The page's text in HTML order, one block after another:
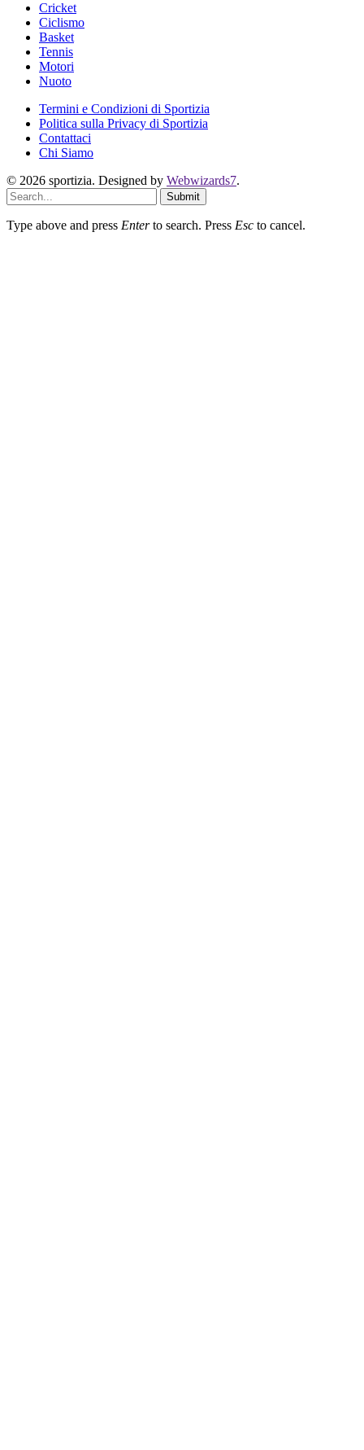
Cricket
Ciclismo
Basket
Tennis
Motori
Nuoto
Termini e Condizioni di Sportizia
Politica sulla Privacy di Sportizia
Contattaci
Chi Siamo
© 2026 sportizia. Designed by Webwizards7.
Submit
Type above and press Enterto search. Press Esc to cancel.